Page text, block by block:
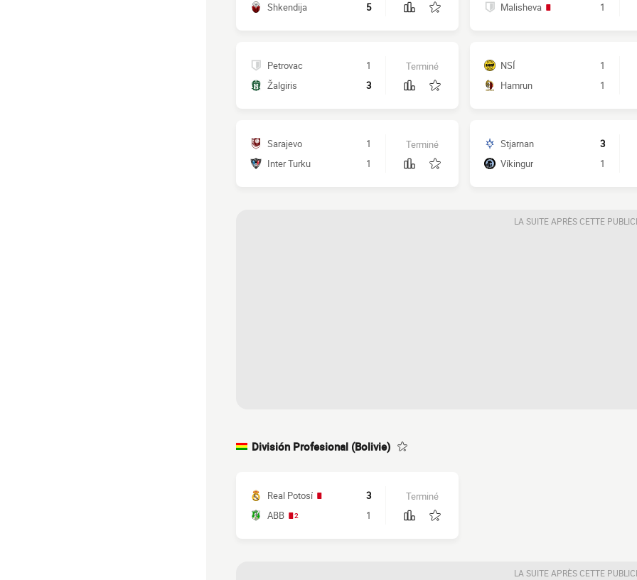
Shkendija
5
Malisheva
1
Petrovac
1
Žalgiris
3
Terminé NSÍ
1
Hamrun
1
Sarajevo
1
Inter Turku
1
Terminé Stjarnan
3
Víkingur
1
LA SUITE APRÈS CETTE
División Profesional (Bolivie)
Real Potosí
3
ABB
2 1
Terminé
LA SUITE APRÈS CETTE